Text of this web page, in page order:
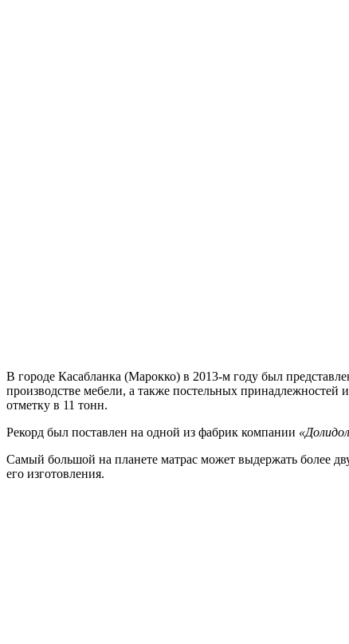
В городе Касабланка (Марокко) в 2013-м году был
производстве мебели, а также постельных принадлежностей
отметку в 11 тонн.
Рекорд был поставлен на одной из фабрик компании
Самый большой на планете матрас может выдержать более
его изготовления.